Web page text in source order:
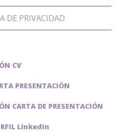
DE PRIVACIDAD
CV
PRESENTACIÓN
CARTA DE PRESENTACIÓN
LinkedIn